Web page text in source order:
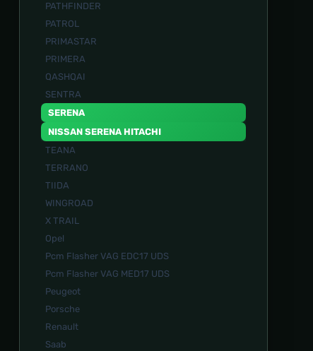
PATHFINDER
PATROL
PRIMASTAR
PRIMERA
QASHQAI
SENTRA
SERENA
NISSAN SERENA HITACHI
TEANA
TERRANO
TIIDA
WINGROAD
X TRAIL
Opel
Pcm Flasher VAG EDC17 UDS
Pcm Flasher VAG MED17 UDS
Peugeot
Porsche
Renault
Saab